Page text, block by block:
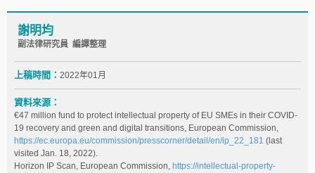
謝明均
副法律研究員 編譯整理
上稿時間： 2022年01月
資料來源：
€47 million fund to protect intellectual property of EU SMEs in their COVID-
19 recovery and green and digital transitions, European Commission,
https://ec.europa.eu/commission/presscorner/detail/en/ip_22_181 (last
visited Jan. 18, 2022).
Horizon IP Scan, European Commission, https://intellectual-property-